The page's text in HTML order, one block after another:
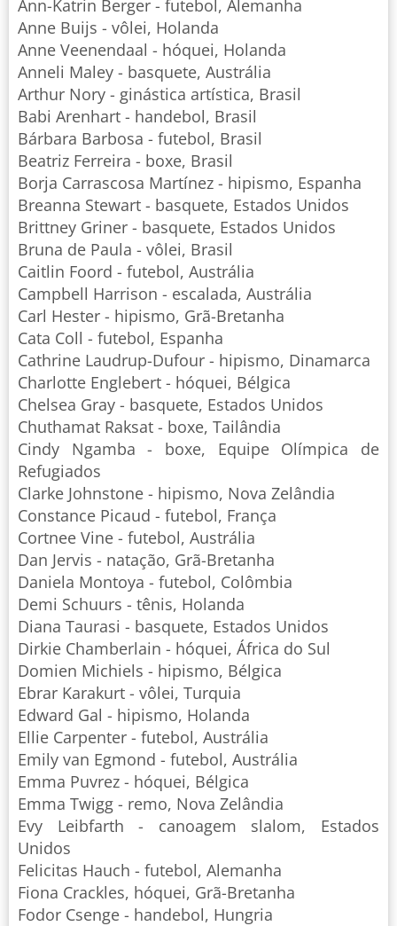
Ann-Katrin Berger - futebol, Alemanha
Anne Buijs - vôlei, Holanda
Anne Veenendaal - hóquei, Holanda
Anneli Maley - basquete, Austrália
Arthur Nory - ginástica artística, Brasil
Babi Arenhart - handebol, Brasil
Bárbara Barbosa - futebol, Brasil
Beatriz Ferreira - boxe, Brasil
Borja Carrascosa Martínez - hipismo, Espanha
Breanna Stewart - basquete, Estados Unidos
Brittney Griner - basquete, Estados Unidos
Bruna de Paula - vôlei, Brasil
Caitlin Foord - futebol, Austrália
Campbell Harrison - escalada, Austrália
Carl Hester - hipismo, Grã-Bretanha
Cata Coll - futebol, Espanha
Cathrine Laudrup-Dufour - hipismo, Dinamarca
Charlotte Englebert - hóquei, Bélgica
Chelsea Gray - basquete, Estados Unidos
Chuthamat Raksat - boxe, Tailândia
Cindy Ngamba - boxe, Equipe Olímpica de
Refugiados
Clarke Johnstone - hipismo, Nova Zelândia
Constance Picaud - futebol, França
Cortnee Vine - futebol, Austrália
Dan Jervis - natação, Grã-Bretanha
Daniela Montoya - futebol, Colômbia
Demi Schuurs - tênis, Holanda
Diana Taurasi - basquete, Estados Unidos
Dirkie Chamberlain - hóquei, África do Sul
Domien Michiels - hipismo, Bélgica
Ebrar Karakurt - vôlei, Turquia
Edward Gal - hipismo, Holanda
Ellie Carpenter - futebol, Austrália
Emily van Egmond - futebol, Austrália
Emma Puvrez - hóquei, Bélgica
Emma Twigg - remo, Nova Zelândia
Evy Leibfarth - canoagem slalom, Estados
Unidos
Felicitas Hauch - futebol, Alemanha
Fiona Crackles, hóquei, Grã-Bretanha
Fodor Csenge - handebol, Hungria